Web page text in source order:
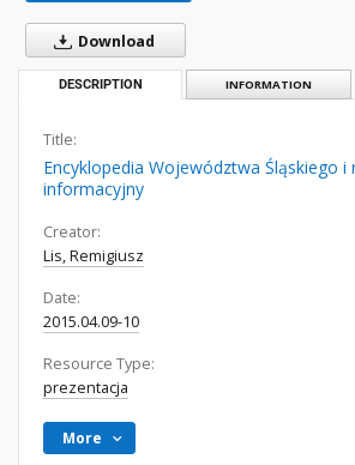
Download
DESCRIPTION INFORMATION
Title:
Encyklopedia Województwa Śląskiego i
informacyjny
Creator:
Lis, Remigiusz
Date:
2015.04.09-10
Resource Type:
prezentacja
More